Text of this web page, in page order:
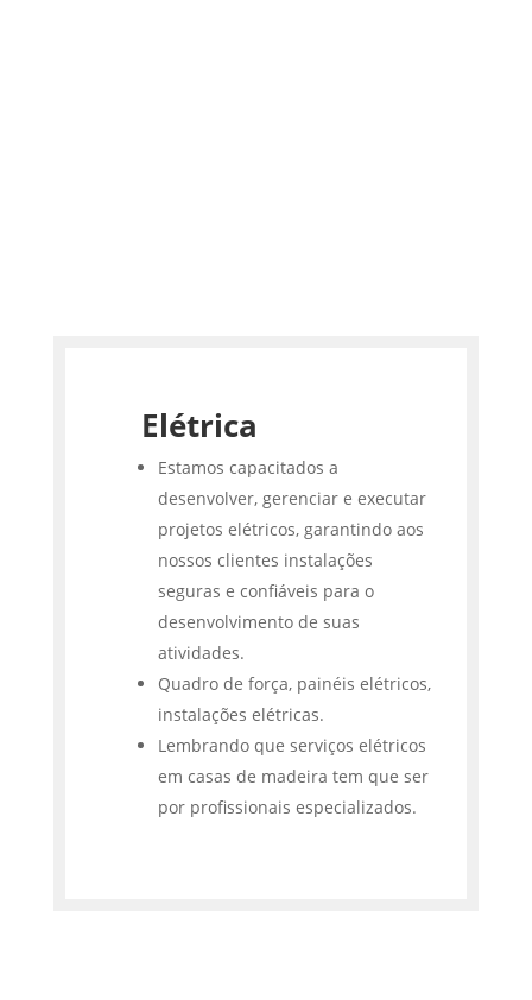
Elétrica
Estamos capacitados a
desenvolver, gerenciar e executar
projetos elétricos, garantindo aos
nossos clientes instalações
seguras e confiáveis para o
desenvolvimento de suas
atividades.
Quadro de força, painéis elétricos,
instalações elétricas.
Lembrando que serviços elétricos
em casas de madeira tem que ser
por profissionais especializados.